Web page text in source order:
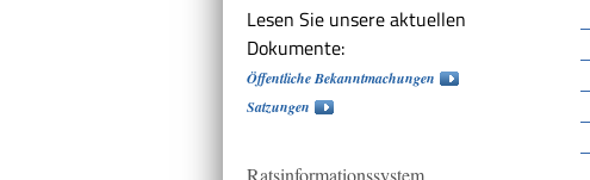
Lesen Sie unsere aktuellen
Dokumente:
Öffentliche Bekanntmachungen
Satzungen
Ratsinformationssystem